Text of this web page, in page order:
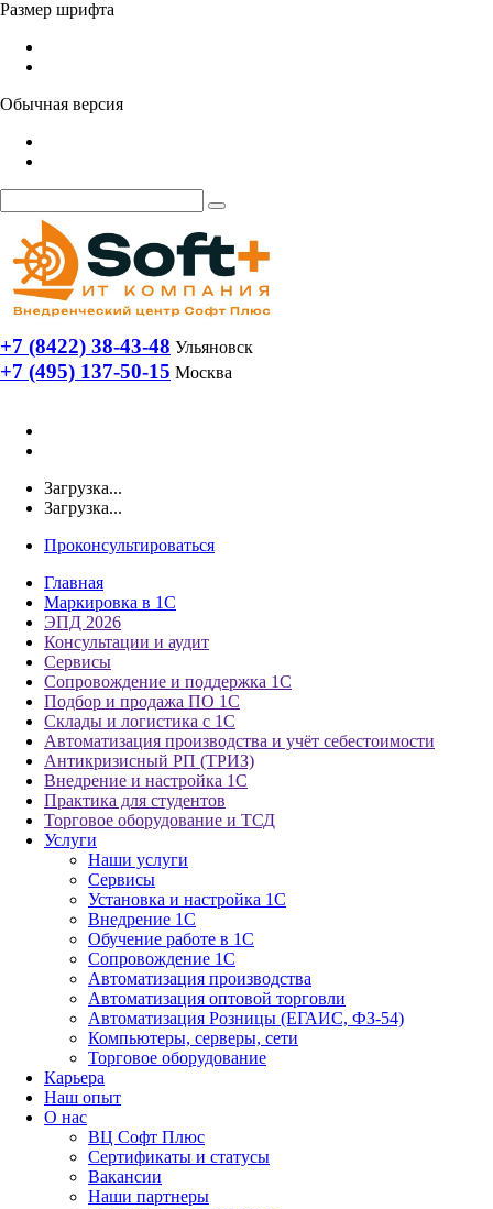
Размер шрифта
Обычная версия
+7 (8422) 38-43-48 Ульяновск
+7 (495) 137-50-15 Москва
Загрузка...
Загрузка...
Проконсультироваться
Главная
Маркировка в 1С
ЭПД 2026
Консультации и аудит
Сервисы
Сопровождение и поддержка 1С
Подбор и продажа ПО 1С
Склады и логистика с 1С
Автоматизация производства и учёт себестоимости
Антикризисный РП (ТРИЗ)
Внедрение и настройка 1С
Практика для студентов
Торговое оборудование и ТСД
Услуги
Наши услуги
Сервисы
Установка и настройка 1С
Внедрение 1С
Обучение работе в 1С
Сопровождение 1С
Автоматизация производства
Автоматизация оптовой торговли
Автоматизация Розницы (ЕГАИС, ФЗ-54)
Компьютеры, серверы, сети
Торговое оборудование
Карьера
Наш опыт
О нас
ВЦ Софт Плюс
Сертификаты и статусы
Вакансии
Наши партнеры